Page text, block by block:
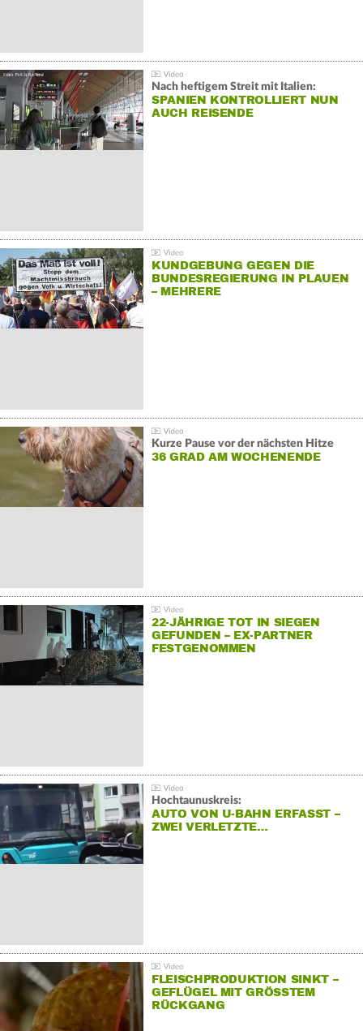
Nach heftigem Streit mit Italien:
SPANIEN KONTROLLIERT NUN
AUCH REISENDE
KUNDGEBUNG GEGEN DIE
BUNDESREGIERUNG IN PLAUEN
– MEHRERE
Kurze Pause vor der nächsten Hitze
36 GRAD AM WOCHENENDE
22-JÄHRIGE TOT IN SIEGEN
GEFUNDEN – EX-PARTNER
FESTGENOMMEN
Hochtaunuskreis:
AUTO VON U-BAHN ERFASST –
ZWEI VERLETZTE…
FLEISCHPRODUKTION SINKT –
GEFLÜGEL MIT GRÖSSTEM R
ÜCKGANG